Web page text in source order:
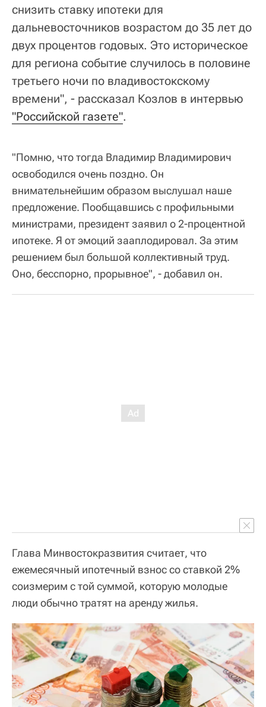
снизить ставку ипотеки для
дальневосточников возрастом до 35 лет до
двух процентов годовых. Это историческое
для региона событие случилось в половине
третьего ночи по владивостокскому
времени", - рассказал Козлов в интервью
"Российской газете".
"Помню, что тогда Владимир Владимирович
освободился очень поздно. Он
внимательнейшим образом выслушал наше
предложение. Пообщавшись с профильными
министрами, президент заявил о 2-процентной
ипотеке. Я от эмоций зааплодировал. За этим
решением был большой коллективный труд.
Оно, бесспорно, прорывное", - добавил он.
Глава Минвостокразвития считает, что
ежемесячный ипотечный взнос со ставкой 2%
соизмерим с той суммой, которую молодые
люди обычно тратят на аренду жилья.